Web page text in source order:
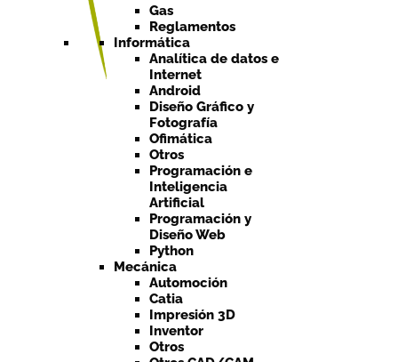
Gas
Reglamentos
Informática
Analítica de datos e
Internet
Android
Diseño Gráfico y
Fotografía
Ofimática
Otros
Programación e
Inteligencia
Artificial
Programación y
Diseño Web
Python
Mecánica
Automoción
Catia
Impresión 3D
Inventor
Otros